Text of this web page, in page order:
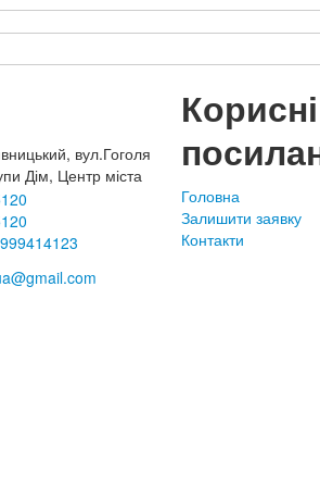
вул.Гоголя
Дім, Центр міста
Корисні
Головна
Залишити заявку
Контакти